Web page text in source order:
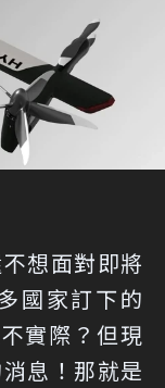
想面對即將
國家訂下的
實際？但現
息！那就是